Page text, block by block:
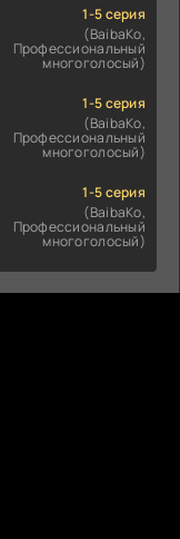
1-5 серия
(BaibaKo,
Профессиональный
многоголосый)
1-5 серия
(BaibaKo,
Профессиональный
многоголосый)
1-5 серия
(BaibaKo,
Профессиональный
многоголосый)